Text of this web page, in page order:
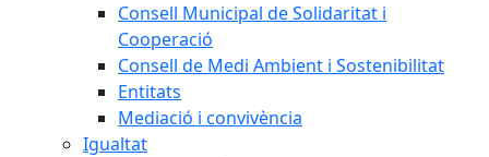
Consell Municipal de Solidaritat i
Cooperació
Consell de Medi Ambient i Sostenibilitat
Entitats
Mediació i convivència
Igualtat